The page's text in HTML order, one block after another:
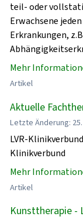
teil- oder
Erwachsene
Erkrankungen,
Mehr
Artikel
Aktuelle
Letzte Änderung:
LVR-
Klinikverbund
Mehr
Artikel
Kunsttherapie -